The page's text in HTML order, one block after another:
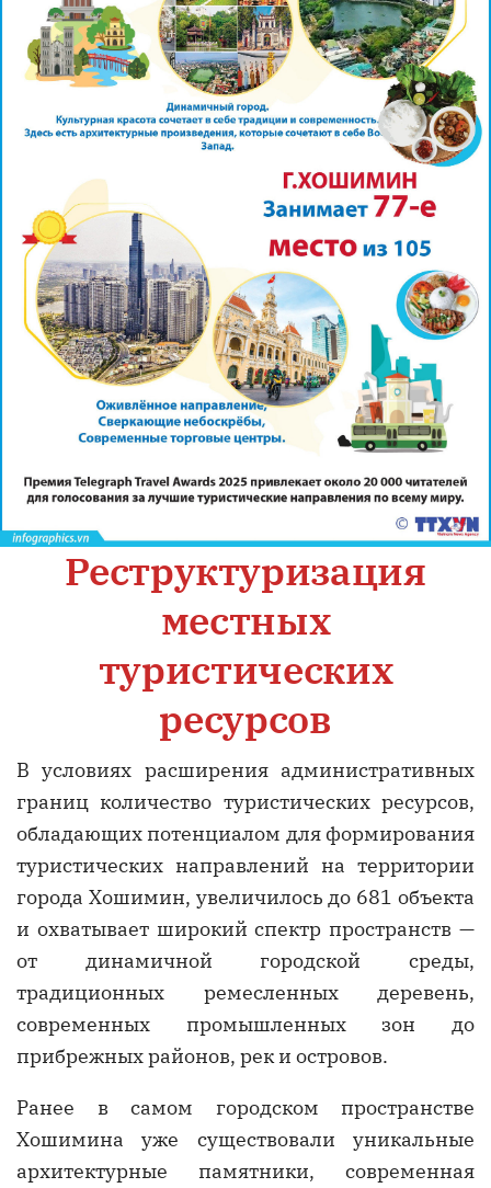
Реструктуризация
местных
туристических
ресурсов
В условиях расширения административных
границ количество туристических ресурсов,
обладающих потенциалом для формирования
туристических направлений на территории
города Хошимин, увеличилось до 681 объекта
и охватывает широкий спектр пространств —
от динамичной городской среды,
традиционных ремесленных деревень,
современных промышленных зон до
прибрежных районов, рек и островов.
Ранее в самом городском пространстве
Хошимина уже существовали уникальные
архитектурные памятники, современная